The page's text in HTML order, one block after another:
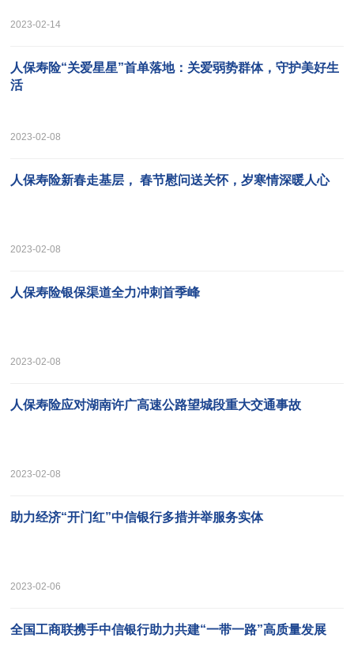
2023-02-14
人保寿险“关爱星星”首单落地：关爱弱势群体，守护美好生
活
2023-02-08
人保寿险新春走基层， 春节慰问送关怀，岁寒情深暖人心
2023-02-08
人保寿险银保渠道全力冲刺首季峰
2023-02-08
人保寿险应对湖南许广高速公路望城段重大交通事故
2023-02-08
助力经济“开门红”中信银行多措并举服务实体
2023-02-06
全国工商联携手中信银行助力共建“一带一路”高质量发展